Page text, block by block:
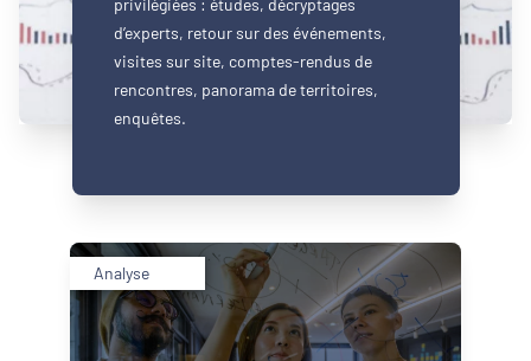
privilégiées : études, décryptages
d’experts, retour sur des événements,
visites sur site, comptes-rendus de
rencontres, panorama de territoires,
enquêtes.
Analyse